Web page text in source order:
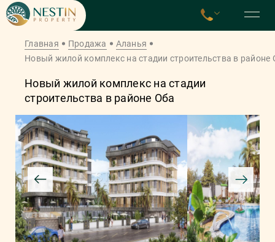
Главная Продажа
Аланья
Новый жилой комплекс на стадии строительства в районе
Новый жилой комплекс на стадии
строительства в районе Обa